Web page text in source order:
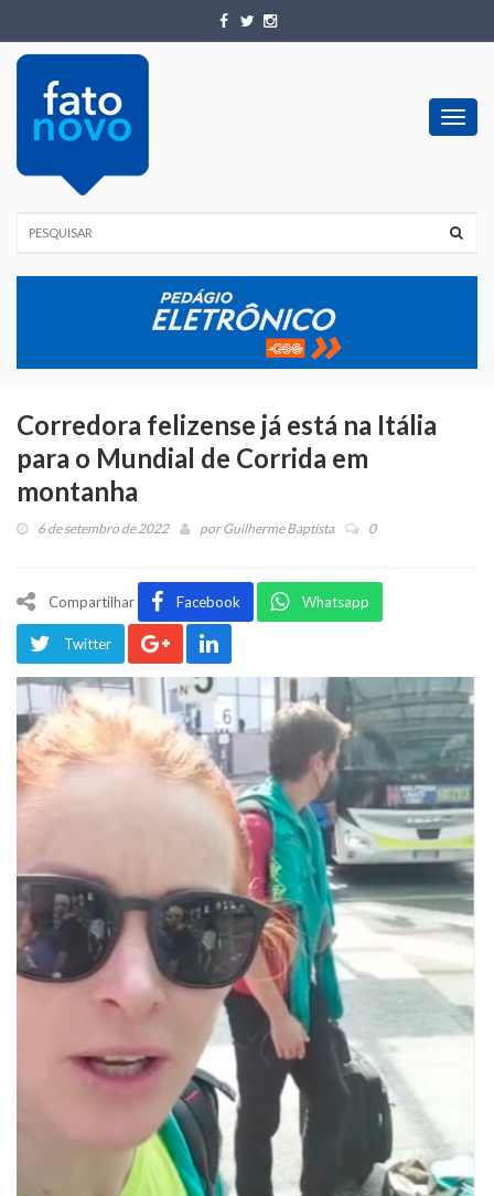
Corredora felizense já está na Itália
para o Mundial de Corrida em
montanha
6 de setembro de 2022 porGuilherme Baptista 0
Compartilhar Facebook Whatsapp
Twitter